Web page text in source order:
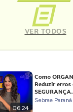
VER TODOS
06:24
Como
Reduzir erros
SEGURANÇA.
Sebrae Paraná